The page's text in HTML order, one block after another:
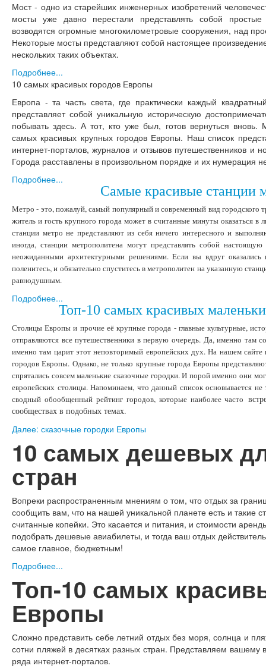
Мост - одно из старейших инженерных изобретений
мосты уже давно перестали представлять собой
возводятся огромные многокилометровые сооружения, над
Некоторые мосты представляют собой настоящее
нескольких таких объектах.
Подробнее...
10 самых красивых городов Европы
Европа - та часть света, где практически каждый
представляет собой уникальную историческую
побывать здесь. А тот, кто уже был, готов вернуться
самых красивых крупных городов Европы. Наш список
интернет-порталов, журналов и отзывов путешественников и
Города расставлены в произвольном порядке и их нумерация
Подробнее...
Самые красивые станции
Метро - это, пожалуй, самый популярный и современный вид городского
житель и гость крупного города может в считанные минуты оказаться
станции метро не представляют из себя ничего интересного и
иногда, станции метрополитена могут представлять собой
неожиданными архитектурными решениями. Если вы вдруг
поленитесь, и обязательно спуститесь в метрополитен на указанную
равнодушным.
Подробнее...
Топ-10 самых красивых
Столицы Европы и прочие её крупные города - главные культурные,
отправляются все путешественники в первую очередь. Да, именно там
именно там царит этот неповторимый европейских дух. На нашем
городов Европы. Однако, не только крупные города Европы
спрятались совсем маленькие сказочные городки. И порой именно они
европейских столицы. Напоминаем, что данный список основывается
сводный обообщенный рейтинг городов, которые наиболее часто
сообществах в подобных темах.
Далее: сказочные городки Европы
10 самых дешевых
стран
Вопреки распространенным мнениям о том, что отдых за
сообщить вам, что на нашей уникальной планете есть и такие
считанные копейки. Это касается и питания, и стоимости
подобрать дешевые авиабилеты, и тогда ваш отдых
самое главное, бюджетным!
Подробнее...
Топ-10 самых
Европы
Сложно представить себе летний отдых без моря, солнца и
сотни пляжей в десятках разных стран. Представляем
ряда интернет-порталов.